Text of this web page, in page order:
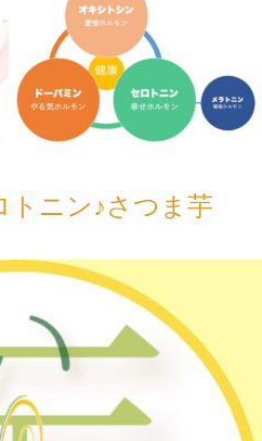
トニン♪さつま芋